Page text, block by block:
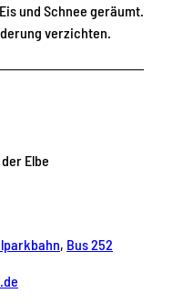
und Schnee geräumt.
verzichten.
Elbe
, Bus 252